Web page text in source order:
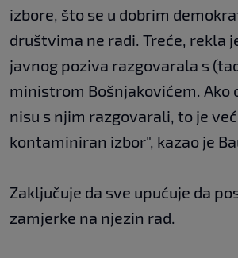
izbore, što se u dobrim
društvima ne radi. Treće, rekla
javnog poziva razgovarala s
ministrom Bošnjakovićem. Ako
nisu s njim razgovarali, to je
kontaminiran izbor", kazao je
Zaključuje da sve upućuje da
zamjerke na njezin rad.